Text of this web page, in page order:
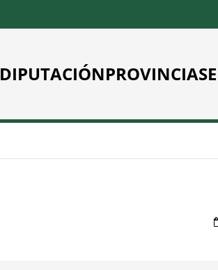
DIPUTACIÓNPROVINCIA